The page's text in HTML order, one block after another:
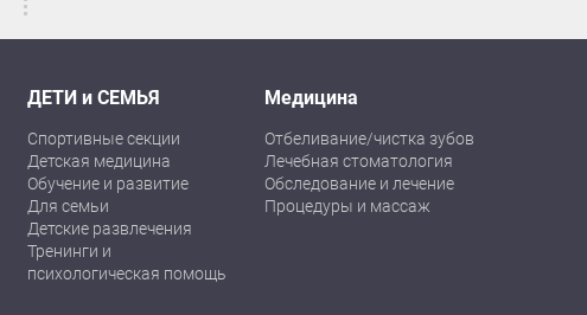
ДЕТИ и СЕМЬЯ
Спортивные секции
Детская медицина
Обучение и развитие
Для семьи
Детские развлечения
Тренинги и
психологическая помощь
Медицина
Отбеливание/чистка зубов
Лечебная стоматология
Обследование и лечение
Процедуры и массаж